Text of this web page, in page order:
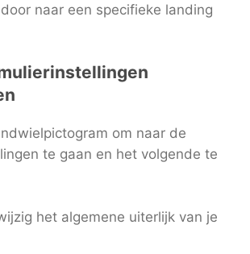
naar een specifieke landing
om naar de
te gaan en het volgende te
het algemene uiterlijk van je